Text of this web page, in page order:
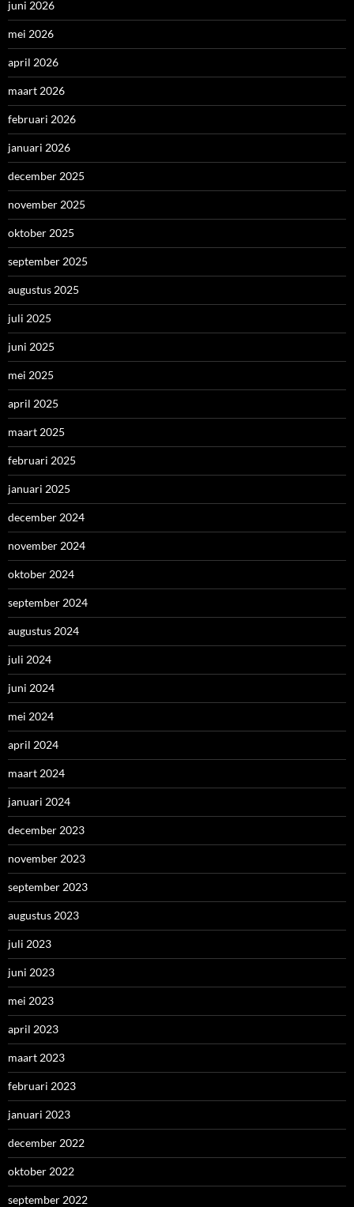
juni 2026
mei 2026
april 2026
maart 2026
februari 2026
januari 2026
december 2025
november 2025
oktober 2025
september 2025
augustus 2025
juli 2025
juni 2025
mei 2025
april 2025
maart 2025
februari 2025
januari 2025
december 2024
november 2024
oktober 2024
september 2024
augustus 2024
juli 2024
juni 2024
mei 2024
april 2024
maart 2024
januari 2024
december 2023
november 2023
september 2023
augustus 2023
juli 2023
juni 2023
mei 2023
april 2023
maart 2023
februari 2023
januari 2023
december 2022
oktober 2022
september 2022